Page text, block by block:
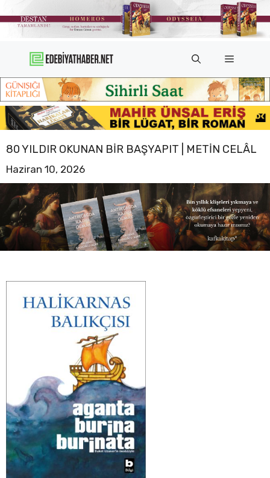
atla
Menü
80 YILDIR OKUNAN BIR BAŞYAPIT | METIN CELÂL
Haziran 10, 2026